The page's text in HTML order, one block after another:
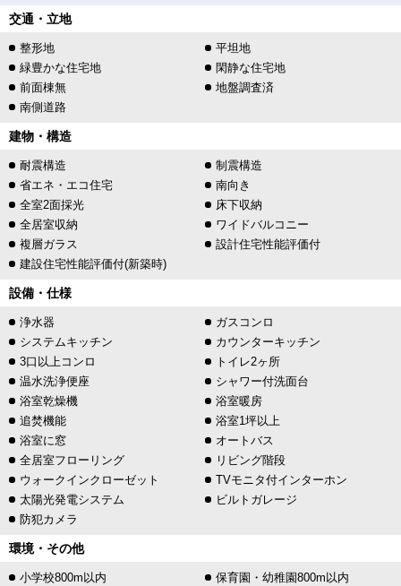
交通・立地
整形地
平坦地
緑豊かな住宅地
閑静な住宅地
前面棟無
地盤調査済
南側道路
建物・構造
耐震構造
制震構造
省エネ・エコ住宅
南向き
全室2面採光
床下収納
全居室収納
ワイドバルコニー
複層ガラス
設計住宅性能評価付
建設住宅性能評価付(新築時)
設備・仕様
浄水器
ガスコンロ
システムキッチン
カウンターキッチン
3口以上コンロ
トイレ2ヶ所
温水洗浄便座
シャワー付洗面台
浴室乾燥機
浴室暖房
追焚機能
浴室1坪以上
浴室に窓
オートバス
全居室フローリング
リビング階段
ウォークインクローゼット
TVモニタ付インターホン
太陽光発電システム
ビルトガレージ
防犯カメラ
環境・その他
小学校800m以内 保育園・幼稚園800m以内